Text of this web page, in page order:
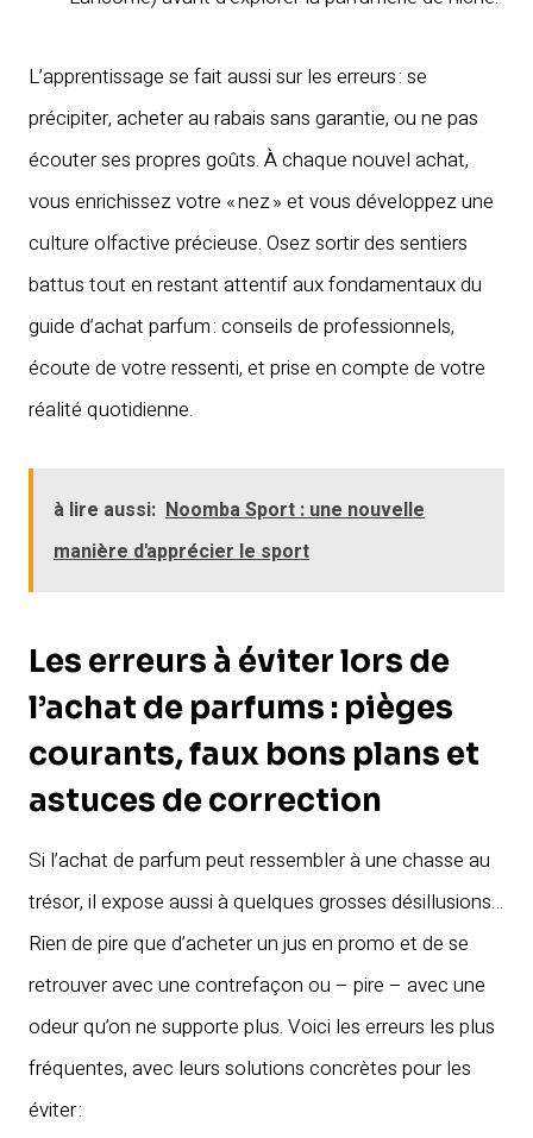
L’apprentissage se fait aussi sur les erreurs : se
précipiter, acheter au rabais sans garantie, ou ne pas
écouter ses propres goûts. À chaque nouvel achat,
vous enrichissez votre « nez » et vous développez une
culture olfactive précieuse. Osez sortir des sentiers
battus tout en restant attentif aux fondamentaux du
guide d’achat parfum : conseils de professionnels,
écoute de votre ressenti, et prise en compte de votre
réalité quotidienne.
à lire aussi: Noomba Sport : une nouvelle
manière d'apprécier le sport
Les erreurs à éviter lors de
l’achat de parfums : pièges
courants, faux bons plans et
astuces de correction
Si l’achat de parfum peut ressembler à une chasse au
trésor, il expose aussi à quelques grosses désillusions…
Rien de pire que d’acheter un jus en promo et de se
retrouver avec une contrefaçon ou – pire – avec une
odeur qu’on ne supporte plus. Voici les erreurs les plus
fréquentes, avec leurs solutions concrètes pour les
éviter :